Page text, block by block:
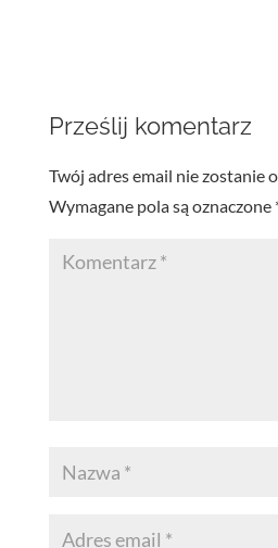
Prześlij komentarz
Twój adres email nie zostanie
Wymagane pola są oznaczone